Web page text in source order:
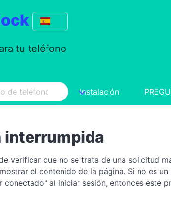
tu teléfono
Instalación
interrumpida
verificar que no se trata de una solicitud
el contenido de la página. Si no es
conectado" al iniciar sesión, entonces este